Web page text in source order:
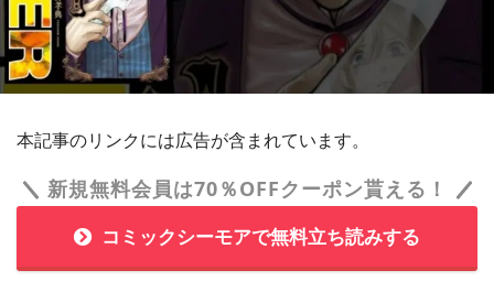
本記事のリンクには広告が含まれています。
新規無料会員は70％OFFクーポン貰える！
コミックシーモアで無料立ち読みする